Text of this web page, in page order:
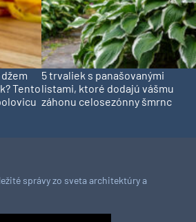
Tento
5 trvaliek s panašovanými
listami, ktoré dodajú vášmu
záhonu celosezónny šmrnc
správy zo sveta architektúry a